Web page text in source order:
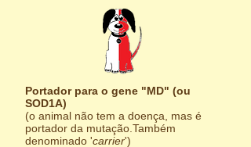
Portador para o gene "MD" (ou
SOD1A)
(o animal não tem a doença, mas é
portador da mutação.Também
denominado 'carrier')